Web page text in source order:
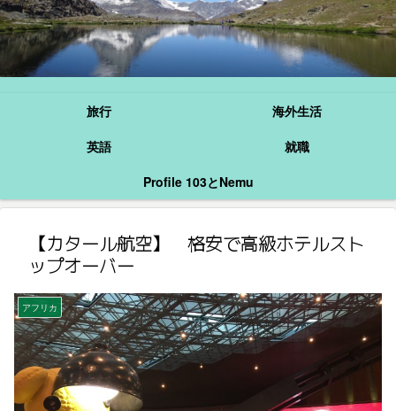
旅行
海外生活
英語
就職
Profile 103とNemu
【カタール航空】 格安で高級ホテルスト
ップオーバー
アフリカ